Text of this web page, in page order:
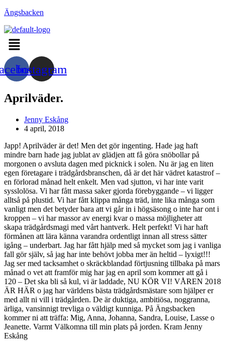
Hoppa
innehållet
Ängsbacken
Menu
Instagram
Aprilväder.
Inläggsförfattare:
Jenny Eskång
Inlägget
4 april, 2018
Japp! Aprilväder är det! Men det gör ingenting. Hade jag haft
mindre barn hade jag jublat av glädjen att få göra snöbollar på
morgonen o avsluta dagen med picknick i solen. Nu är jag en liten
egen företagare i trädgårdsbranschen, då är det här vädret katastrof –
en förlorad månad helt enkelt. Men vad sjutton, vi har inte varit
sysslolösa. Vi har fått massa saker gjorda förebyggande – vi ligger
alltså på plustid. Vi har fått klippa många träd, inte lika många som
vanligt men det betyder bara att vi går in i högsäsong o inte har ont i
kroppen – vi har massor av energi kvar o massa möjligheter att
skapa trädgårdsmagi med vårt hantverk. Helt perfekt! Vi har haft
förmånen att lära känna varandra ordentligt innan all stress sätter
igång – underbart. Jag har fått hjälp med så mycket som jag i vanliga
fall gör själv, så jag har inte behövt jobba mer än heltid – lyxigt!!!
Jag ser med tacksamhet o skräckblandad förtjusning tillbaka på mars
månad o vet att framför mig har jag en april som kommer att gå i
120 – Det ska bli så kul, vi är laddade, NU KÖR VI! VÅREN 2018
ÄR HÄR o jag har världens bästa trädgårdsmästare som hjälper er
med allt ni vill i trädgården. De är duktiga, ambitiösa, noggranna,
ärliga, vansinnigt trevliga o väldigt kunniga. På Ängsbacken
kommer ni att träffa: Mig, Anna, Johanna, Sandra, Louise, Lasse o
Jeanette. Varmt Välkomna till min plats på jorden. Kram Jenny
Eskång